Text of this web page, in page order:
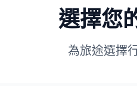
選擇您
為旅途選擇